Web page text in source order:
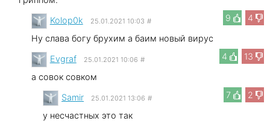
9
4
Kolop0k 25.01.2021 10:03 #
Ну слава богу брухим а баим новый вирус
4
13
Evgraf 25.01.2021 10:06 #
а совок совком
7
2
Samir 25.01.2021 13:06 #
у несчастных это так